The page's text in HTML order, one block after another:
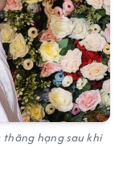
thăng hạng sau khi